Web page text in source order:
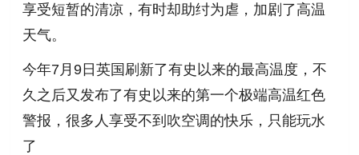
享受短暂的清凉，有时却助纣为虐，加剧了高温
天气。
今年7月9日英国刷新了有史以来的最高温度，不
久之后又发布了有史以来的第一个极端高温红色
警报，很多人享受不到吹空调的快乐，只能玩水
了